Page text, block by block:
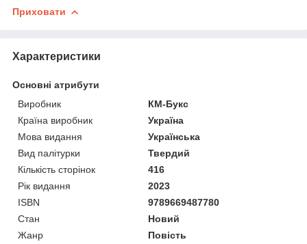
Приховати
Характеристики
Основні атрибути
Виробник
КМ-Букс
Країна виробник
Україна
Мова видання
Українська
Вид палітурки
Твердий
Кількість сторінок
416
Рік видання
2023
ISBN
9789669487780
Стан
Новий
Жанр
Повість